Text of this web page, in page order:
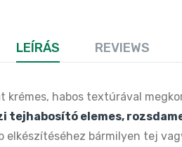
LEÍRÁS REVIEWS
habos textúrával
tejhabosító elemes,
elkészítéséhez bármilyen tej